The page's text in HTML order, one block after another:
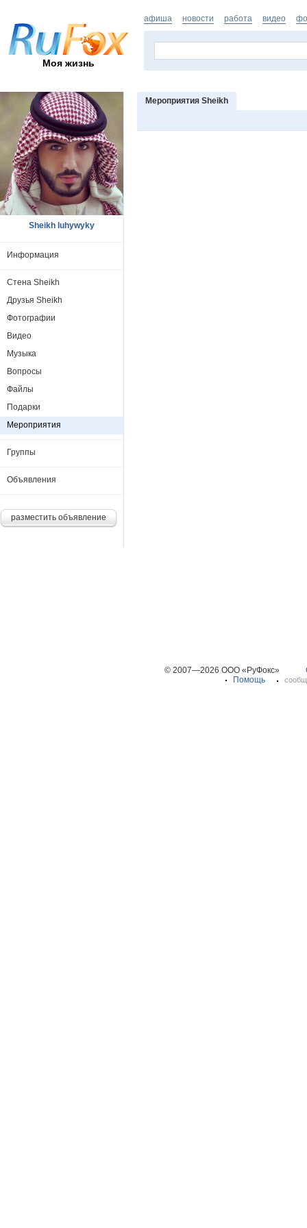
Моя жизнь
афиша новости работа видео
Мероприятия Sheikh
Sheikh luhywyky
Информация
Стена Sheikh
Друзья Sheikh
Фотографии
Видео
Музыка
Вопросы
Файлы
Подарки
Мероприятия
Группы
Объявления
разместить объявление
© 2007—2026 ООО «РуФокс»
Помощь